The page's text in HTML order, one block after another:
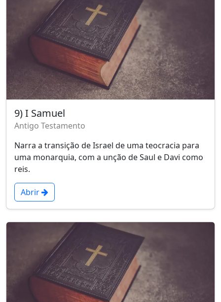
9) I Samuel
Antigo Testamento
Narra a transição de Israel de uma teocracia para
uma monarquia, com a unção de Saul e Davi como
reis.
Abrir